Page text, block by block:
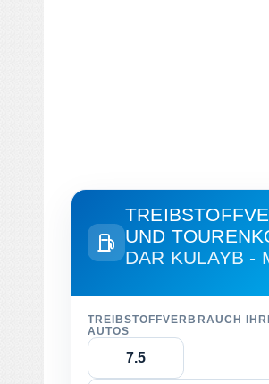
UND
DAR KULAYB -
TREIBSTOFFVERBRAUCH
AUTOS